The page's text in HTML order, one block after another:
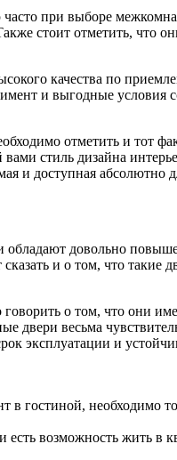
часто при выборе
стоит отметить, что
качества по
и выгодные условия
отметить и тот
стиль дизайна
и доступная абсолютно
обладают довольно
и о том, что
о том, что они
двери весьма
эксплуатации и
в гостиной, необходимо
есть возможность жить в